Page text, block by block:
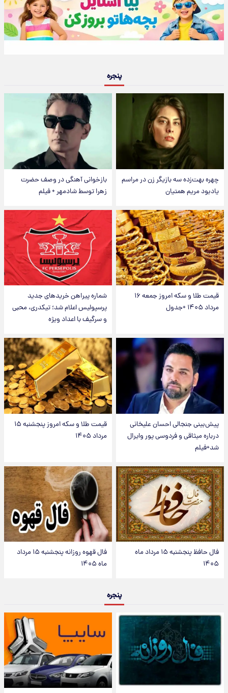
پنجره
چهره بهت‌زده سه بازیگر زن در مراسم
یادبود مریم همتیان
بازخوانی آهنگی در وصف حضرت
زهرا توسط شادمهر + فیلم
قیمت طلا و سکه امروز جمعه ۱۶
مرداد ۱۴۰۵ +جدول
شماره پیراهن خریدهای جدید
پرسپولیس اعلام شد؛ تیکدری، محبی
و سرگیف با اعداد ویژه
پیش‌بینی جنجالی احسان علیخانی
درباره میثاقی و فردوسی پور وایرال
شد+فیلم
قیمت طلا و سکه امروز پنجشنبه ۱۵
مرداد ۱۴۰۵
فال حافظ پنجشنبه ۱۵ مرداد ماه
۱۴۰۵
فال قهوه روزانه پنجشنبه ۱۵ مرداد
ماه ۱۴۰۵
پنجره